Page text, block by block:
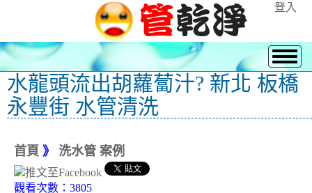
登入
水龍頭流出胡蘿蔔汁? 新北 板橋
永豐街 水管清洗
首頁 》 洗水管 案例
觀看次數：3805